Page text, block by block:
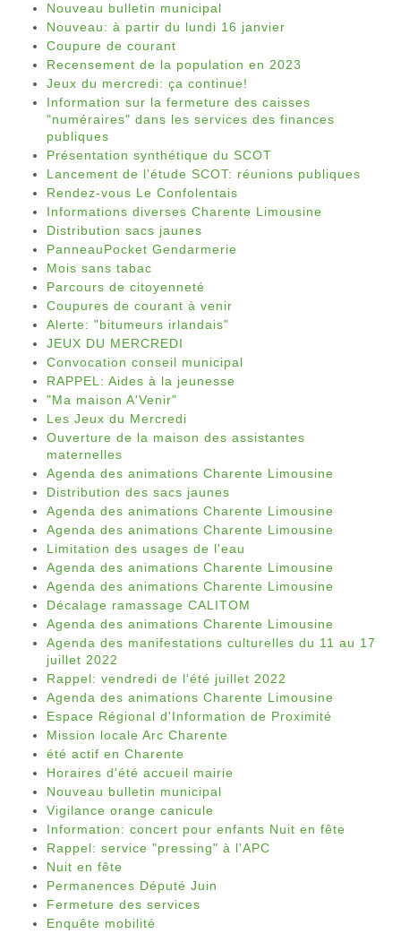
Nouveau bulletin municipal
Nouveau: à partir du lundi 16 janvier
Coupure de courant
Recensement de la population en 2023
Jeux du mercredi: ça continue!
Information sur la fermeture des caisses
"numéraires" dans les services des finances
publiques
Présentation synthétique du SCOT
Lancement de l'étude SCOT: réunions publiques
Rendez-vous Le Confolentais
Informations diverses Charente Limousine
Distribution sacs jaunes
PanneauPocket Gendarmerie
Mois sans tabac
Parcours de citoyenneté
Coupures de courant à venir
Alerte: "bitumeurs irlandais"
JEUX DU MERCREDI
Convocation conseil municipal
RAPPEL: Aides à la jeunesse
"Ma maison A'Venir"
Les Jeux du Mercredi
Ouverture de la maison des assistantes
maternelles
Agenda des animations Charente Limousine
Distribution des sacs jaunes
Agenda des animations Charente Limousine
Agenda des animations Charente Limousine
Limitation des usages de l'eau
Agenda des animations Charente Limousine
Agenda des animations Charente Limousine
Décalage ramassage CALITOM
Agenda des animations Charente Limousine
Agenda des manifestations culturelles du 11 au 17
juillet 2022
Rappel: vendredi de l'été juillet 2022
Agenda des animations Charente Limousine
Espace Régional d'Information de Proximité
Mission locale Arc Charente
été actif en Charente
Horaires d'été accueil mairie
Nouveau bulletin municipal
Vigilance orange canicule
Information: concert pour enfants Nuit en fête
Rappel: service "pressing" à l'APC
Nuit en fête
Permanences Député Juin
Fermeture des services
Enquête mobilité